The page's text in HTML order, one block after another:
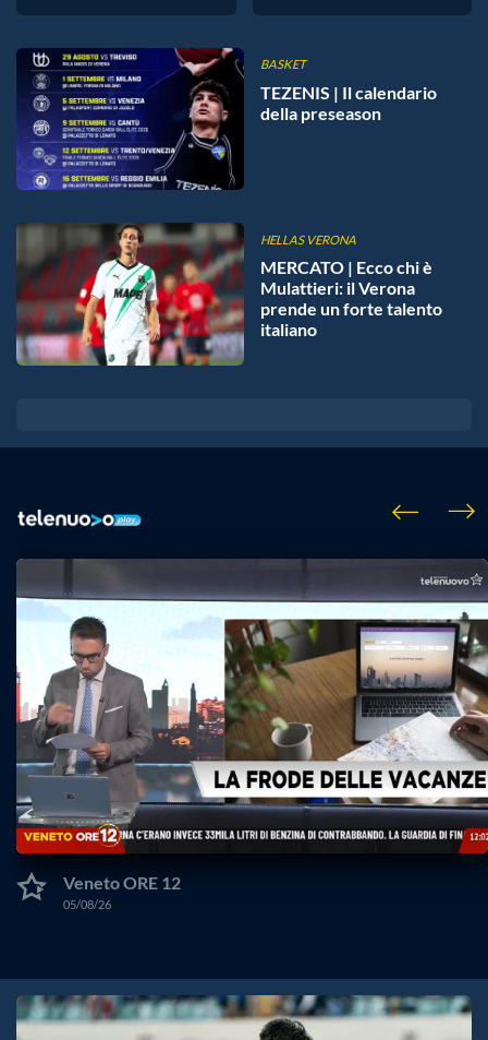
BASKET
TEZENIS | Il calendario
della preseason
HELLAS VERONA
MERCATO | Ecco chi è
Mulattieri: il Verona
prende un forte talento
italiano
Veneto ORE 12
05/08/26